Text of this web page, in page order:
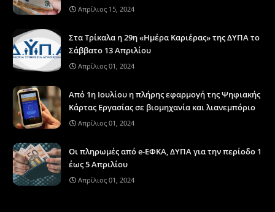
Απρίλιος 15, 2024
Στα Τρίκαλα η 29η «Ημέρα Καριέρας» της ΔΥΠΑ το
Σάββατο 13 Απριλίου
Απρίλιος 01, 2024
Από 1η Ιουλίου η πλήρης εφαρμογή της Ψηφιακής
Κάρτας Εργασίας σε βιομηχανία και λιανεμπόριο
Απρίλιος 01, 2024
Οι πληρωμές από e-ΕΦΚΑ, ΔΥΠΑ για την περίοδο 1
έως 5 Απριλίου
Απρίλιος 01, 2024